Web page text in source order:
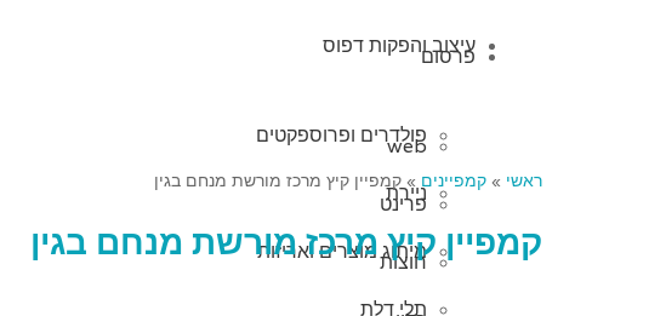
עיצוב והפקות דפוס
פולדרים ופרוספקטים
ניירת
מיתוג מוצרים ואריזות
תלי דלת
פרסום
web
פרינט
חוצות
ראשי » קמפיינים » קמפיין קיץ מרכז מורשת מנחם בגין
קמפיין קיץ מרכז מורשת מנחם בגין